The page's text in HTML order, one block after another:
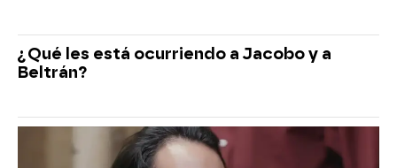
¿Qué les está ocurriendo a Jacobo y a
Beltrán?